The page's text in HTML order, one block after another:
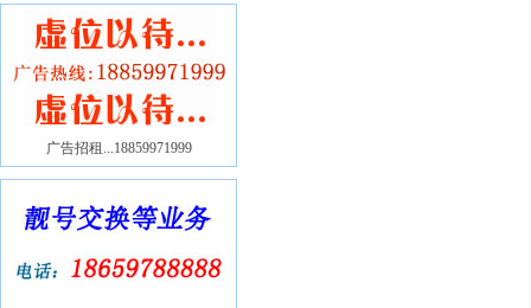
广告招租...18859971999